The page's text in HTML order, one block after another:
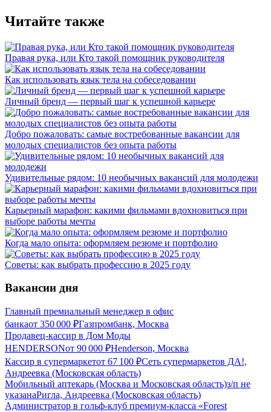
Читайте также
Правая рука, или Кто такой помощник руководителя
Как использовать язык тела на собеседовании
Личный бренд — первый шаг к успешной карьере
Добро пожаловать: самые востребованные вакансии для
молодых специалистов без опыта работы
Удивительные рядом: 10 необычных вакансий для молодежи
Карьерный марафон: какими фильмами вдохновиться при
выборе работы мечты
Когда мало опыта: оформляем резюме и портфолио
Советы: как выбрать профессию в 2025 году
Вакансии дня
Главный премиальный менеджер в офис
банкаот 350 000 ₽Газпромбанк, Москва
Продавец-кассир в Дом Моды
HENDERSONот 90 000 ₽Henderson, Москва
Кассир в супермаркетот 67 100 ₽Сеть супермаркетов ДА!,
Андреевка (Московская область)
Мобильный аптекарь (Москва и Московская область)з/п не
указанаРигла, Андреевка (Московская область)
Администратор в гольф-клуб премиум-класса «Forest